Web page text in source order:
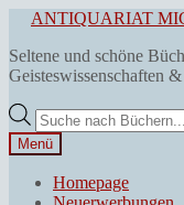
springen
Zum
springen
ANTIQUARIAT
Seltene und schöne
Geisteswissenschaften
Products
search
Menü
Homepage